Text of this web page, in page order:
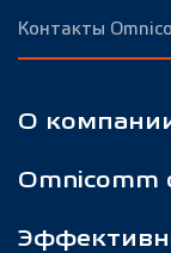
Контакты
О
Omnicomm